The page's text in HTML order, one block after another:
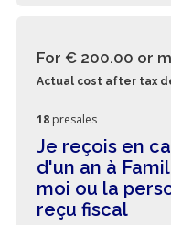
For € 200.00 or
Actual cost after tax
18 presales
Je reçois en
d'un an à
moi ou la
reçu fiscal